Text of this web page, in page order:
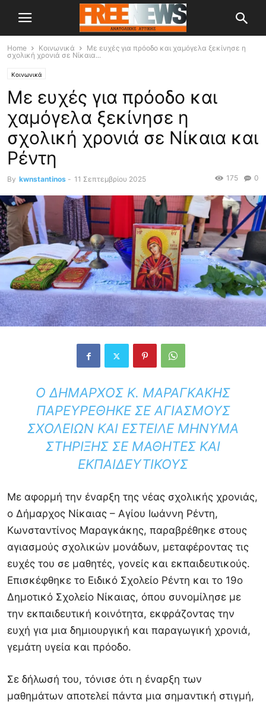
Home Κοινωνικά
Με ευχές για πρόοδο και χαμόγελα ξεκίνησε η
σχολική χρονιά σε Νίκαια...
Κοινωνικά
Με ευχές για πρόοδο και
χαμόγελα ξεκίνησε η
σχολική χρονιά σε Νίκαια και
Ρέντη
By kwnstantinos - 11 Σεπτεμβρίου 2025 0
175
Ο ΔΉΜΑΡΧΟΣ Κ. ΜΑΡΑΓΚΆΚΗΣ
ΠΑΡΕΥΡΈΘΗΚΕ ΣΕ ΑΓΙΑΣΜΟΎΣ
ΣΧΟΛΕΊΩΝ ΚΑΙ ΈΣΤΕΙΛΕ ΜΉΝΥΜΑ
ΣΤΉΡΙΞΗΣ ΣΕ ΜΑΘΗΤΈΣ ΚΑΙ
ΕΚΠΑΙΔΕΥΤΙΚΟΎΣ
Με αφορμή την έναρξη της νέας σχολικής χρονιάς,
ο Δήμαρχος Νίκαιας – Αγίου Ιωάννη Ρέντη,
Κωνσταντίνος Μαραγκάκης, παραβρέθηκε στους
αγιασμούς σχολικών μονάδων, μεταφέροντας τις
ευχές του σε μαθητές, γονείς και εκπαιδευτικούς.
Επισκέφθηκε το Ειδικό Σχολείο Ρέντη και το 19ο
Δημοτικό Σχολείο Νίκαιας, όπου συνομίλησε με
την εκπαιδευτική κοινότητα, εκφράζοντας την
ευχή για μια δημιουργική και παραγωγική χρονιά,
γεμάτη υγεία και πρόοδο.
Σε δήλωσή του, τόνισε ότι η έναρξη των
μαθημάτων αποτελεί πάντα μια σημαντική στιγμή,